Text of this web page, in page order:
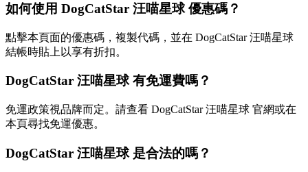
如何使用 DogCatStar 汪喵星球 優惠碼？
點擊本頁面的優惠碼，複製代碼，並在 DogCatStar 汪喵星球
結帳時貼上以享有折扣。
DogCatStar 汪喵星球 有免運費嗎？
免運政策視品牌而定。請查看 DogCatStar 汪喵星球 官網或在
本頁尋找免運優惠。
DogCatStar 汪喵星球 是合法的嗎？